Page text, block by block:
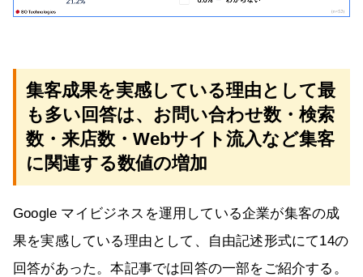
集客成果を実感している理由として最
も多い回答は、お問い合わせ数・検索
数・来店数・Webサイト流入など集客
に関連する数値の増加
Google マイビジネスを運用している企業が集客の成
果を実感している理由として、自由記述形式にて14の
回答があった。本記事では回答の一部をご紹介する。